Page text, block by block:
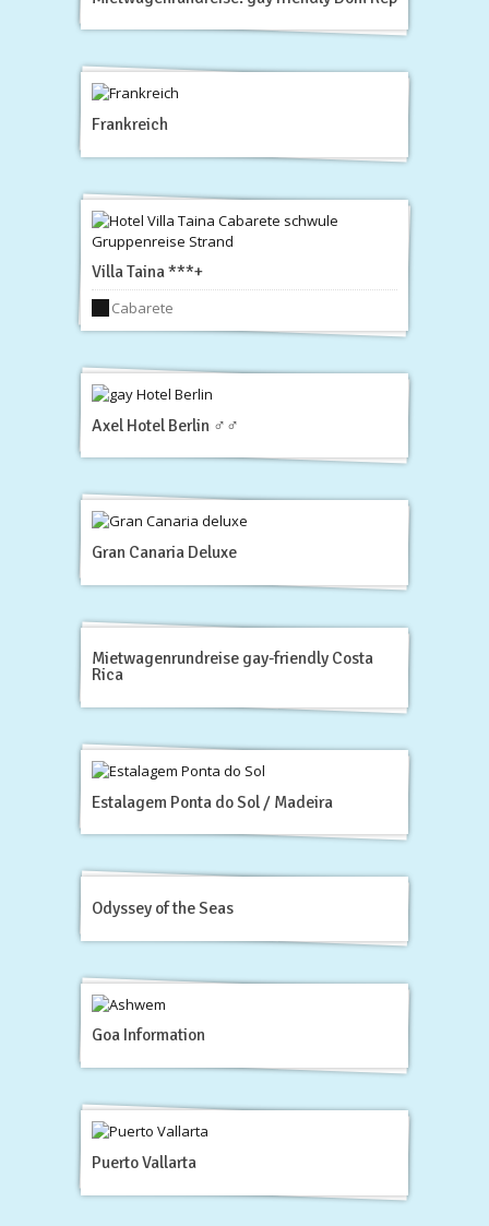
Frankreich
Villa Taina ***+
Cabarete
Axel Hotel Berlin ♂♂
Gran Canaria Deluxe
Mietwagenrundreise gay-friendly Costa
Rica
Estalagem Ponta do Sol / Madeira
Odyssey of the Seas
Goa Information
Puerto Vallarta